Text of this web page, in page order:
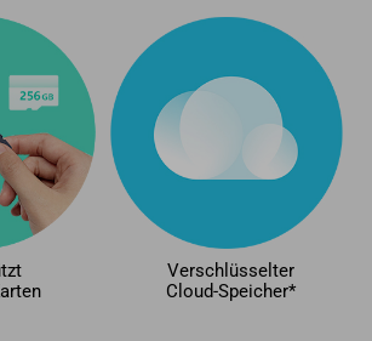
Verschlüsselter
Cloud-Speicher*